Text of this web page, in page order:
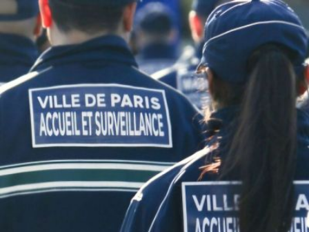
Qui sommes-
nous ?
S'inscrire à la
newsletter
Découvrir
l'UNSA
Rémunération
|
Temps de travail
|